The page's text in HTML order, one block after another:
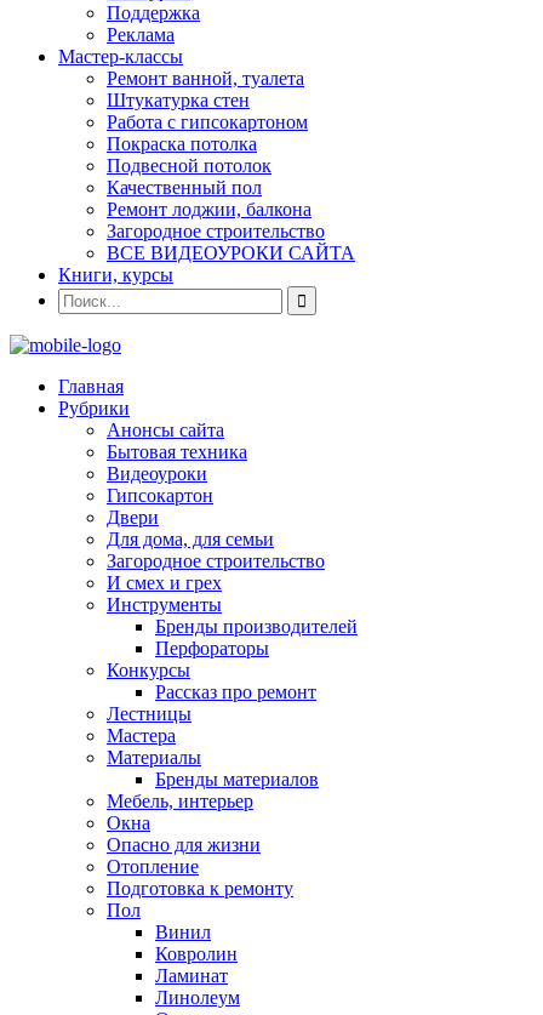
Поддержка
Реклама
Мастер-классы
Ремонт ванной, туалета
Штукатурка стен
Работа с гипсокартоном
Покраска потолка
Подвесной потолок
Качественный пол
Ремонт лоджии, балкона
Загородное строительство
ВСЕ ВИДЕОУРОКИ САЙТА
Книги, курсы
Главная
Рубрики
Анонсы сайта
Бытовая техника
Видеоуроки
Гипсокартон
Двери
Для дома, для семьи
Загородное строительство
И смех и грех
Инструменты
Бренды производителей
Перфораторы
Конкурсы
Рассказ про ремонт
Лестницы
Мастера
Материалы
Бренды материалов
Мебель, интерьер
Окна
Опасно для жизни
Отопление
Подготовка к ремонту
Пол
Винил
Ковролин
Ламинат
Линолеум